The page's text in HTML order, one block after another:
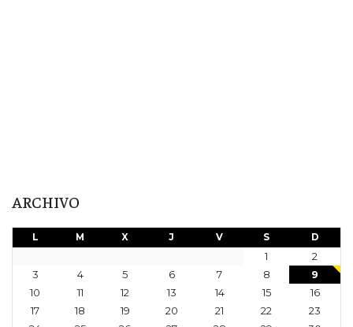
ARCHIVO
L M X J V S D
1
2
3
4 5 6 7 8
9
10
11 12 13 14 15
16
17
18 19 20 21 22
23